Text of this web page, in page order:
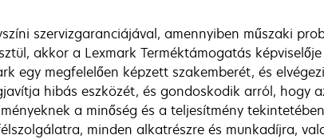
szervizgaranciájával, amennyiben műszaki
akkor a Lexmark Terméktámogatás
egy megfelelően képzett szakemberét, és
hibás eszközét, és gondoskodik arról, hogy
a minőség és a teljesítmény
minden alkatrészre és munkadíjra,